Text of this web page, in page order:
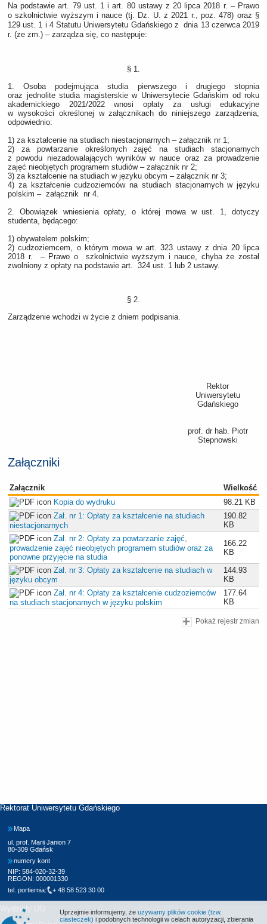
Na podstawie art. 79 ust. 1 i art. 80 ustawy z 20 lipca 2018 r. – Prawo
o szkolnictwie wyższym i nauce (tj. Dz. U. z 2021 r., poz. 478) oraz §
129 ust. 1 i 4 Statutu Uniwersytetu Gdańskiego z dnia 13 czerwca 2019
r. (ze zm.) – zarządza się, co następuje:
§ 1.
1. Osoba podejmująca studia pierwszego i drugiego stopnia
oraz jednolite studia magisterskie w Uniwersytecie Gdańskim od roku
akademickiego 2021/2022 wnosi opłaty za usługi edukacyjne
w wysokości określonej w załącznikach do niniejszego zarządzenia,
odpowiednio:
1) za kształcenie na studiach niestacjonarnych – załącznik nr 1;
2) za powtarzanie określonych zajęć na studiach stacjonarnych
z powodu niezadowalających wyników w nauce oraz za prowadzenie
zajęć nieobjętych programem studiów – załącznik nr 2;
3) za kształcenie na studiach w języku obcym – załącznik nr 3;
4) za kształcenie cudzoziemców na studiach stacjonarnych w języku
polskim – załącznik nr 4.
2. Obowiązek wniesienia opłaty, o której mowa w ust. 1, dotyczy
studenta, będącego:
1) obywatelem polskim;
2) cudzoziemcem, o którym mowa w art. 323 ustawy z dnia 20 lipca
2018 r. – Prawo o szkolnictwie wyższym i nauce, chyba że został
zwolniony z opłaty na podstawie art. 324 ust. 1 lub 2 ustawy.
§ 2.
Zarządzenie wchodzi w życie z dniem podpisania.
Rektor
Uniwersytetu
Gdańskiego
prof. dr hab. Piotr
Stepnowski
Załączniki
Załącznik
Wielkość
Kopia do wydruku
98.21 KB
Zał. nr 1: Opłaty za kształcenie na studiach
niestacjonarnych
190.82
KB
Zał. nr 2: Opłaty za powtarzanie zajęć,
prowadzenie zajęć nieobjętych programem studiów oraz za
ponowne przyjęcie na studia
166.22
KB
Zał. nr 3: Opłaty za kształcenie na studiach w
języku obcym
144.93
KB
Zał. nr 4: Opłaty za kształcenie cudzoziemców
na studiach stacjonarnych w języku polskim
177.64
KB
Pokaż rejestr zmian
Rektorat Uniwersytetu Gdańskiego
Mapa
ul. prof. Marii Janion 7
80-309 Gdańsk
numery kont
NIP: 584-020-32-39
REGON: 000001330
tel. portiernia:
+ 48 58 523 30 00
Wydziały UG Uprzejmie informujemy, że używamy plików cookie (tzw.
ciasteczek) i podobnych technologii w celach autoryzacji, zbierania